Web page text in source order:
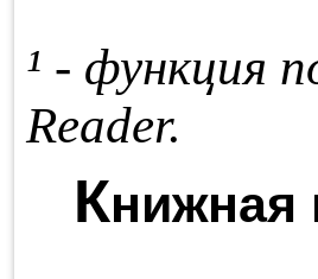
¹ - функция
Reader.
Книжная